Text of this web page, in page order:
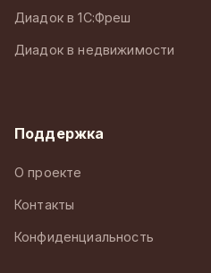
Диадок в 1С:Фреш
Диадок в недвижимости
Поддержка
О проекте
Контакты
Конфиденциальность